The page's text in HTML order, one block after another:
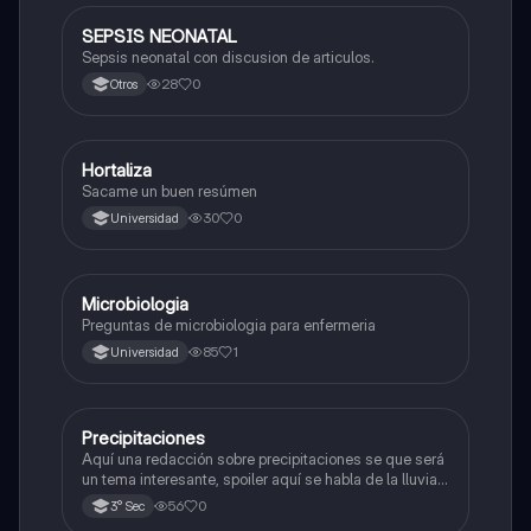
Ciencia y Tecnología
SEPSIS NEONATAL
Sepsis neonatal con discusion de articulos.
Otros 28 0
Biología
Hortaliza
Sacame un buen resúmen
Universidad 30 0
Biología
Microbiologia
Preguntas de microbiologia para enfermeria
Universidad 85 1
Ciencia y Tecnología
Precipitaciones
Aquí una redacción sobre precipitaciones se que será
un tema interesante, spoiler aquí se habla de la lluvia,
nueve y otroos 🌨️❄️
3° Sec 56 0